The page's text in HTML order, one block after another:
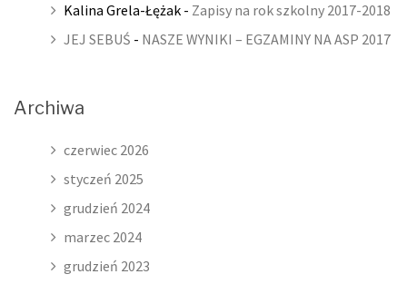
Kalina Grela-Łężak - Zapisy na rok szkolny 2017-2018
JEJ SEBUŚ - NASZE WYNIKI – EGZAMINY NA ASP 2017
Archiwa
czerwiec 2026
styczeń 2025
grudzień 2024
marzec 2024
grudzień 2023